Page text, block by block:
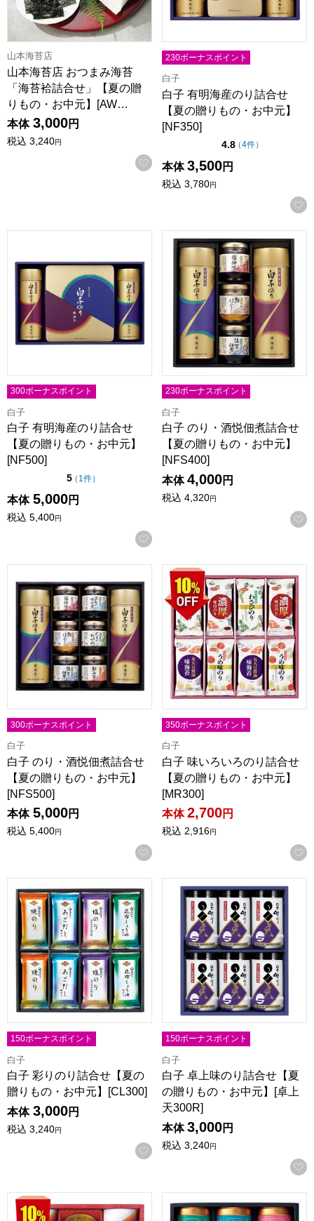
山本海苔店
山本海苔店 おつまみ海苔
「海苔袷詰合せ」【夏の贈
りもの・お中元】[AW…
本体 3,000円
税込 3,240円
お気に入りに登録する
230ボーナスポイント
白子
白子 有明海産のり詰合せ
【夏の贈りもの・お中元】
[NF350]
4.8点（5点満点中）
（4件の評価
）
本体 3,500円
税込 3,780円
白子 有明海産のり詰合せ【夏の贈りもの・お中元】[NF500]
300ボーナスポイント
白子
白子 有明海産のり詰合せ
【夏の贈りもの・お中元】
[NF500]
5点（5点満点中）
（ 1件の評価
）
本体 5,000円
税込 5,400円
お気に入りに登録する
白子 のり・酒悦佃煮詰合せ
230ボーナスポイント
白子
白子 のり・酒悦佃煮詰合せ
【夏の贈りもの・お中元】
[NFS400]
本体 4,000円
税込 4,320円
白子 のり・酒悦佃煮詰合せ【夏の贈りもの・お中元】
300ボーナスポイント
白子
白子 のり・酒悦佃煮詰合せ
【夏の贈りもの・お中元】
[NFS500]
本体 5,000円
税込 5,400円
お気に入りに登録する
白子 味いろいろのり詰合せ
350ボーナスポイント
白子
白子 味いろいろのり詰合せ
【夏の贈りもの・お中元】
[MR300]
本体 2,700円
税込 2,916円
白子 彩りのり詰合せ【夏の贈りもの・お中元】[CL300]
150ボーナスポイント
白子
白子 彩りのり詰合せ【夏の
贈りもの・お中元】[CL300]
本体 3,000円
税込 3,240円
お気に入りに登録する
白子 卓上味のり詰合せ【夏
150ボーナスポイント
白子
白子 卓上味のり詰合せ【夏
の贈りもの・お中元】[卓上
天300R]
本体 3,000円
税込 3,240円
白子 のり・かに缶詰合せ【夏の贈りもの・お中元】[SN400]
山本山 バラエティ海苔詰合